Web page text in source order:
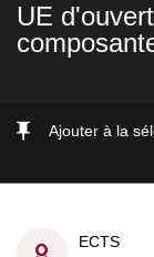
UE
Ajouter à la
ECTS